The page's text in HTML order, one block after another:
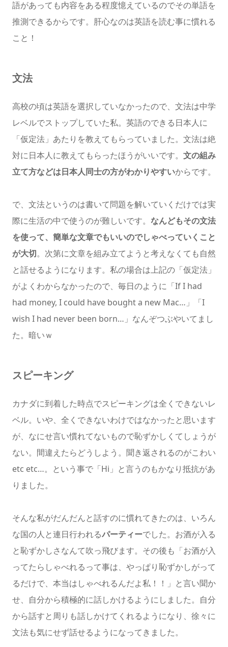
語があっても内容をある程度憶えているのでその単語を
推測できるからです。肝心なのは英語を読む事に慣れる
こと！
文法
高校の頃は英語を選択していなかったので、文法は中学
レベルでストップしていた私。英語のできる日本人に
「仮定法」あたりを教えてもらっていました。文法は絶
対に日本人に教えてもらったほうがいいです。 文の組み
立て方などは日本人同士の方がわかりやすいからです。
で、文法というのは書いて問題を解いていくだけでは実
際に生活の中で使うのが難しいです。 なんどもその文法
を使って、簡単な文章でもいいのでしゃべっていくこと
が大切。次第に文章を組み立てようと考えなくても自然
と話せるようになります。私の場合は上記の「仮定法」
がよくわからなかったので、毎日のように「If I had
had money, I could have bought a new Mac…」「I
wish I had never been born…」なんぞつぶやいてまし
た。暗いｗ
スピーキング
カナダに到着した時点でスピーキングは全くできないレ
ベル。いや、全くできないわけではなかったと思います
が、なにせ言い慣れてないもので恥ずかしくてしょうが
ない。間違えたらどうしよう。聞き返されるのがこわい
etc etc…。という事で「Hi」と言うのもかなり抵抗があ
りました。
そんな私がだんだんと話すのに慣れてきたのは、いろん
な国の人と連日行われるパーティーでした。お酒が入る
と恥ずかしさなんて吹っ飛びます。その後も「お酒が入
ってたらしゃべれるって事は、やっぱり恥ずかしがって
るだけで、本当はしゃべれるんだよ私！！」と言い聞か
せ、自分から積極的に話しかけるようにしました。自分
から話すと周りも話しかけてくれるようになり、徐々に
文法も気にせず話せるようになってきました。